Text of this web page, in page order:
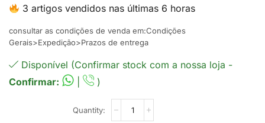
3 artigos vendidos nas últimas 6 horas
consultar as condições de venda em:Condições
Gerais>Expedição>Prazos de entrega
Disponível (Confirmar stock com a nossa loja -
Confirmar:
)